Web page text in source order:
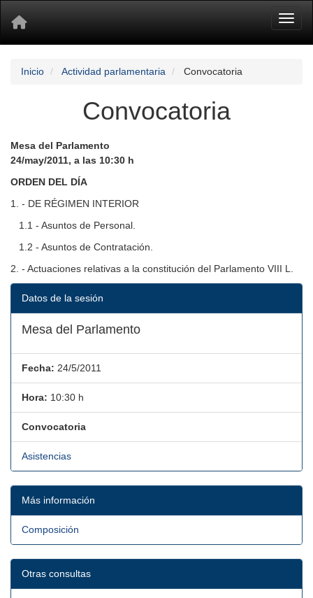
Inicio Actividad parlamentaria Convocatoria
Convocatoria
Mesa del Parlamento
24/may/2011, a las 10:30 h
ORDEN DEL DÍA
1. - DE RÉGIMEN INTERIOR
1.1 - Asuntos de Personal.
1.2 - Asuntos de Contratación.
2. - Actuaciones relativas a la constitución del Parlamento VIII L.
Datos de la sesión
Mesa del Parlamento
Fecha: 24/5/2011
Hora: 10:30 h
Convocatoria
Asistencias
Más información
Composición
Otras consultas